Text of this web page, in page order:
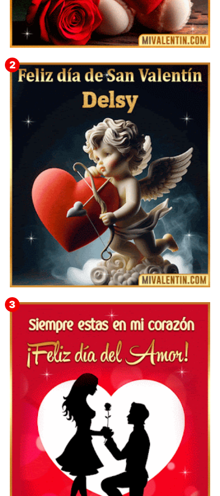
🎁 Imágenes Gif Personalizadas con Nombres para
San Valentín 2026 💘
Feliz San Valentín Delsy